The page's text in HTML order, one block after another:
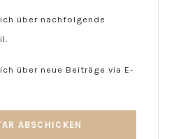
über nachfolgende
über neue Beiträge via E-